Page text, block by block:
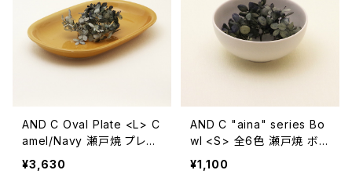
AND C Oval Plate <L> C
amel/Navy 瀬戸焼 プレー
ト 楕円皿【オーブン可】【エ
ムエムヨシハシ】【伝統工芸
¥3,630
AND C "aina" series Bo
wl <S> 全6色 瀬戸焼 ボウ
ル【エムエムヨシハシ】【伝統
工芸品】【民藝品】【ギフト プ
¥1,100